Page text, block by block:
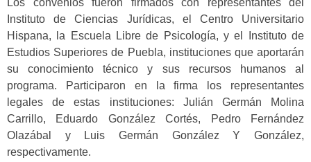
Instituto de Ciencias Jurídicas, el Centro Universitario
Hispana, la Escuela Libre de Psicología, y el Instituto de
Estudios Superiores de Puebla, instituciones que aportarán
su conocimiento técnico y sus recursos humanos al
programa. Participaron en la firma los representantes
legales de estas instituciones: Julián Germán Molina
Carrillo, Eduardo González Cortés, Pedro Fernández
Olazábal y Luis Germán González Y González,
respectivamente.